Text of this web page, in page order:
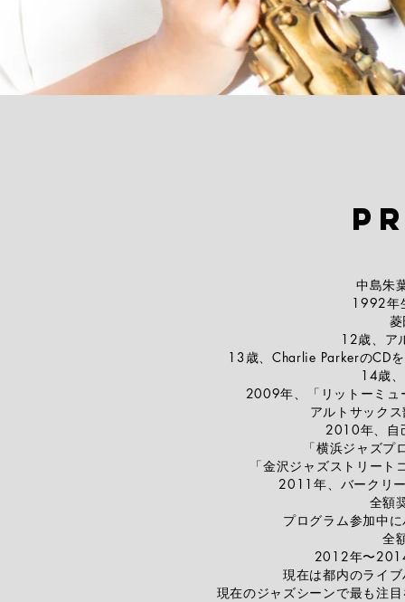
中島朱
1992年
12歳、ア
13歳、Charlie ParkerのCD
14歳
2009年、「リットーミュ
アルトサック
2010年、自
「横浜ジャズ
「金沢ジャズストリー
2011年、バークリ
全額
プログラム参加中
全
2012年〜
現在は都内のライ
現在のジャズシーンで最も注